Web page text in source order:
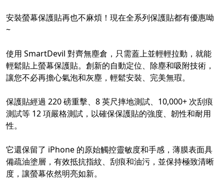
安裝螢幕保護貼再也不麻煩！現在全系列保護貼都有優惠呦
~
使用 SmartDevil 對齊無塵倉，只需蓋上並輕輕拉動，就能
輕鬆貼上螢幕保護貼。創新的自動定位、除塵和吸附技術，
讓您不必再擔心氣泡和灰塵，輕鬆安裝、完美無瑕。
保護貼經過 220 磅重擊、8 英尺摔地測試、10,000+ 次刮痕
測試等 12 項嚴格測試，以確保保護貼的強度、韌性和耐用
性。
它還保留了 iPhone 的原始觸控靈敏度和手感，薄膜表面具
備疏油塗層，有效抵抗指紋、刮痕和油污，並保持極致清晰
度，讓螢幕依然明亮如新。